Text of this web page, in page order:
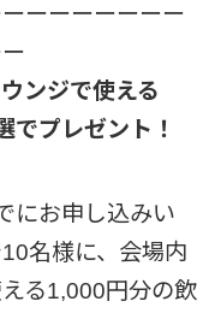
ーーーーーーー
ンジで使える
でプレゼント！
にお申し込みい
名様に、会場内
る1,000円分の飲